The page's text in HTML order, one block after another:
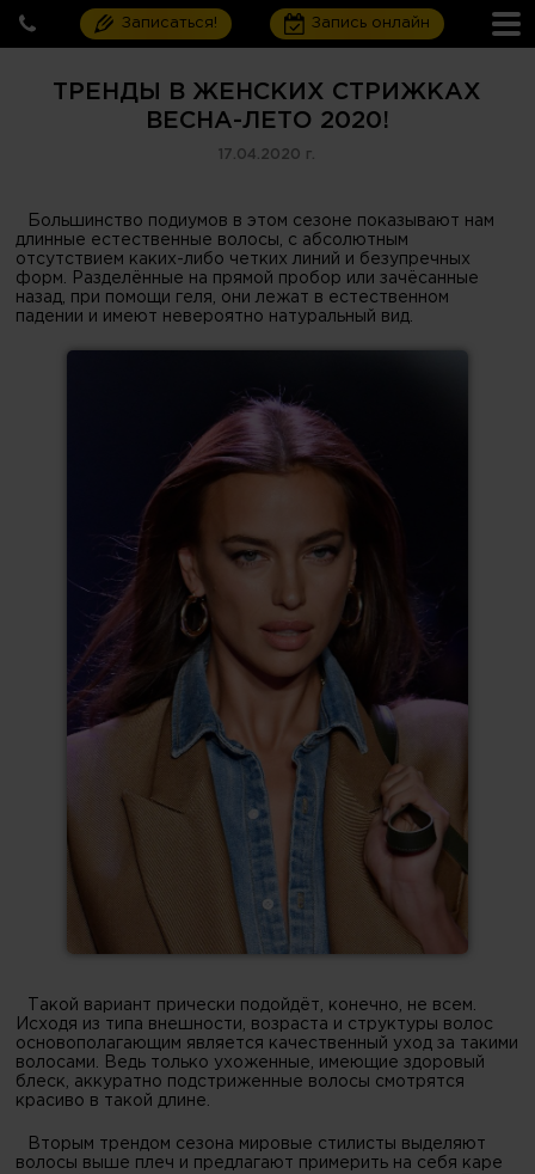
Записаться! Запись онлайн
ТРЕНДЫ В ЖЕНСКИХ СТРИЖКАХ
ВЕСНА-ЛЕТО 2020!
17.04.2020 г.
Большинство подиумов в этом сезоне показывают нам
длинные естественные волосы, с абсолютным
отсутствием каких-либо четких линий и безупречных
форм. Разделённые на прямой пробор или зачёсанные
назад, при помощи геля, они лежат в естественном
падении и имеют невероятно натуральный вид.
Такой вариант прически подойдёт, конечно, не всем.
Исходя из типа внешности, возраста и структуры волос
основополагающим является качественный уход за такими
волосами. Ведь только ухоженные, имеющие здоровый
блеск, аккуратно подстриженные волосы смотрятся
красиво в такой длине.
Вторым трендом сезона мировые стилисты выделяют
волосы выше плеч и предлагают примерить на себя каре